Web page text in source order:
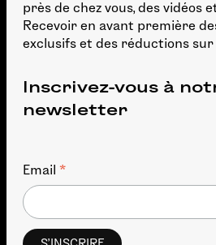
près de chez vous, des vidéos
Recevoir en avant première
exclusifs et des réductions sur
Inscrivez-vous à
newsletter
Email *